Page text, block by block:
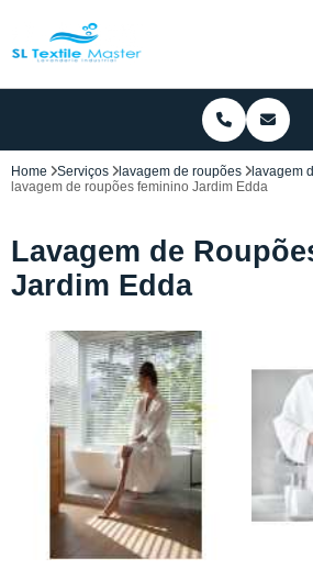
Home Serviços lavagem de roupões
lavagem
lavagem de roupões feminino Jardim Edda
Lavagem de
Jardim Edda